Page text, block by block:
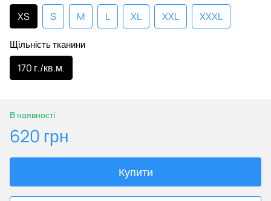
XS S M L XL XXL XXXL
Щільність тканини
170 г./кв.м.
В наявності
620 грн
Купити